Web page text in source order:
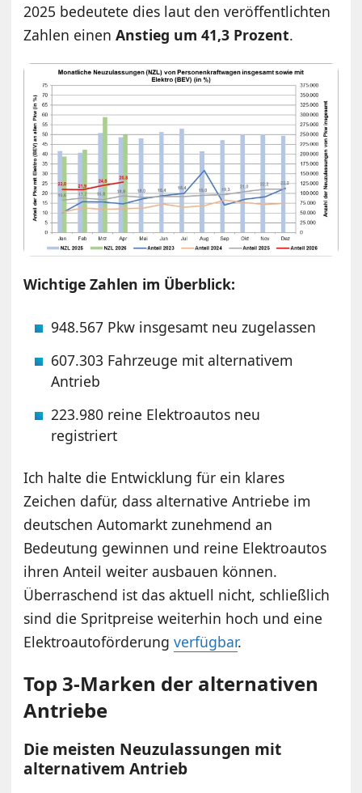
2025 bedeutete dies laut den veröffentlichten
Zahlen einenAnstieg um 41,3 Prozent.
Wichtige Zahlen im Überblick:
948.567 Pkw insgesamt neu zugelassen
607.303 Fahrzeuge mit alternativem
Antrieb
223.980 reine Elektroautos neu
registriert
Ich halte die Entwicklung für ein klares
Zeichen dafür, dass alternative Antriebe im
deutschen Automarkt zunehmend an
Bedeutung gewinnen und reine Elektroautos
ihren Anteil weiter ausbauen können.
Überraschend ist das aktuell nicht, schließlich
sind die Spritpreise weiterhin hoch und eine
Elektroautoförderungverfügbar.
Top 3-Marken der alternativen
Antriebe
Die meisten Neuzulassungen mit
alternativem Antrieb